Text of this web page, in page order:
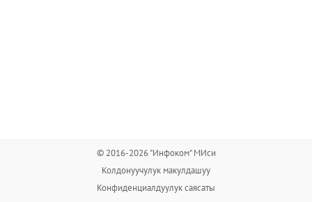
© 2016-2026 "Инфоком" МИси
Колдонуучулук макулдашуу
Конфиденциалдуулук саясаты